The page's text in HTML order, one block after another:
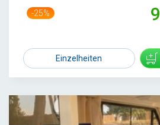
-25%
Einzelheiten